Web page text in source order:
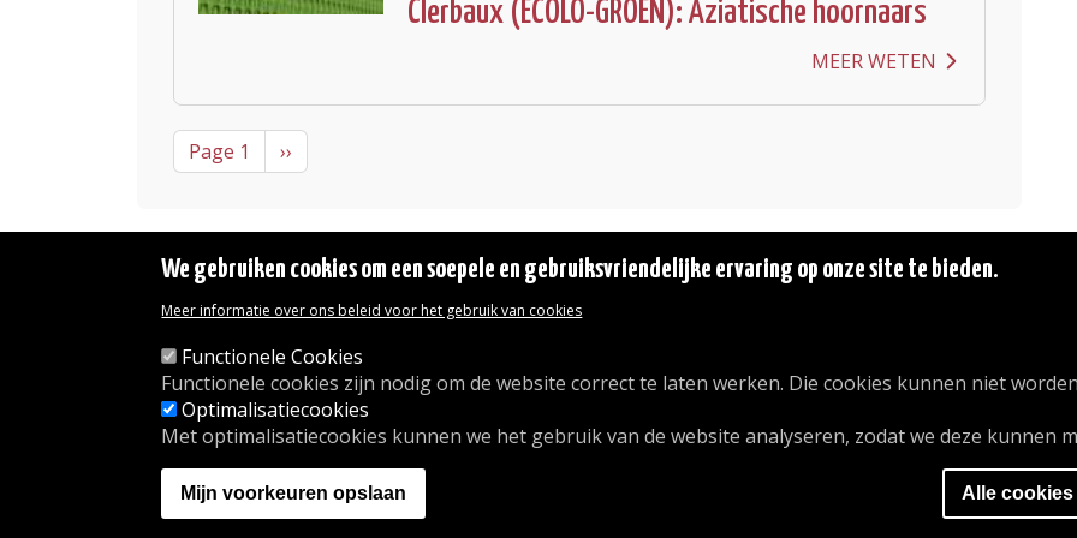
Clerbaux (ECOLO-GROEN): Aziatische hoornaars
MEER WETEN
Pagination
Page 1 Next page
››
Wettelijke vermeldingen
Toegankelijkheidsverklaring
Transparantie
Toegang tot het Gemeentehuis
De gemeente diensten
Organogram
Contact
Tel. : 02/676.48.11.
We gebruiken cookies om een soepele en gebruiksvriendelijke ervaring op onze site te bieden.
Meer informatie over ons beleid voor het gebruik van cookies
Functionele Cookies
Functionele cookies zijn nodig om de website correct te laten werken. Die cookies kunnen niet
Optimalisatiecookies
Met optimalisatiecookies kunnen we het gebruik van de website analyseren, zodat we deze kunnen
Mijn voorkeuren opslaan Alle cookies